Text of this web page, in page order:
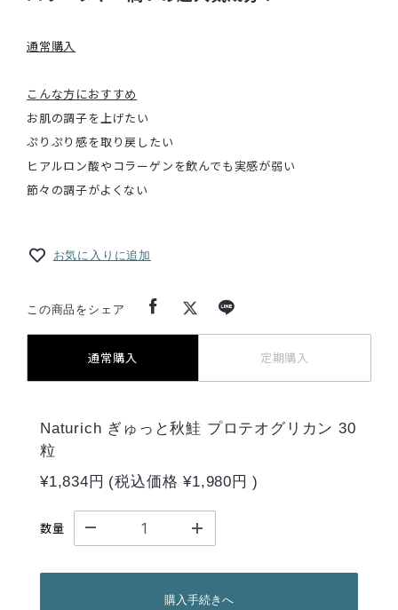
通常購入
こんな方におすすめ
お肌の調子を上げたい
ぷりぷり感を取り戻したい
ヒアルロン酸やコラーゲンを飲んでも実感が弱い
節々の調子がよくない
お気に入りに追加
この商品をシェア
通常購入 定期購入
Naturich ぎゅっと秋鮭 プロテオグリカン 30
粒
¥1,834円 (税込価格¥1,980円 )
数量
購入手続きへ